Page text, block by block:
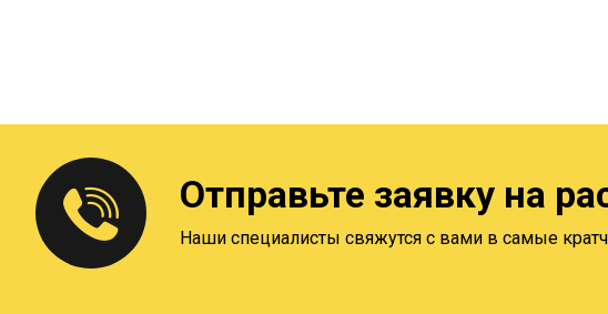
Отправьте заявку на
Наши специалисты свяжутся с вами в самые